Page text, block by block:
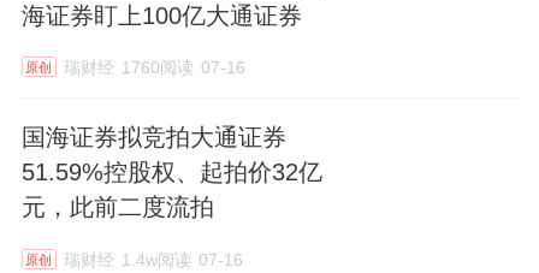
海证券盯上100亿大通证券
原创 瑞财经 1760阅读 07-16
国海证券拟竞拍大通证券
51.59%控股权、起拍价32亿
元，此前二度流拍
原创 瑞财经 1.4w阅读 07-16